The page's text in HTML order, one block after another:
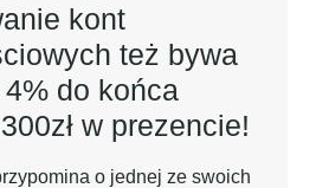
kont
też bywa
do końca
w prezencie!
o jednej ze swoich